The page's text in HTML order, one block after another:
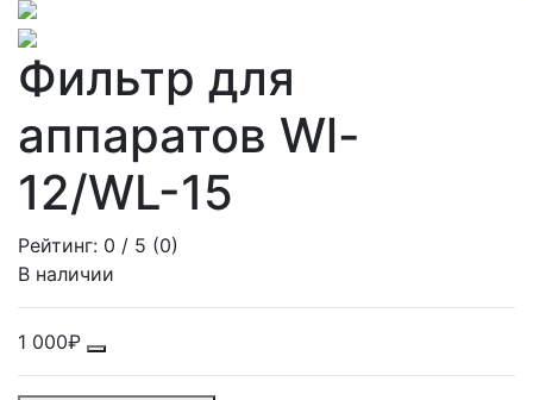
Фильтр для
аппаратов Wl-
12/WL-15
Рейтинг: 0 / 5 (0)
В наличии
1 000₽